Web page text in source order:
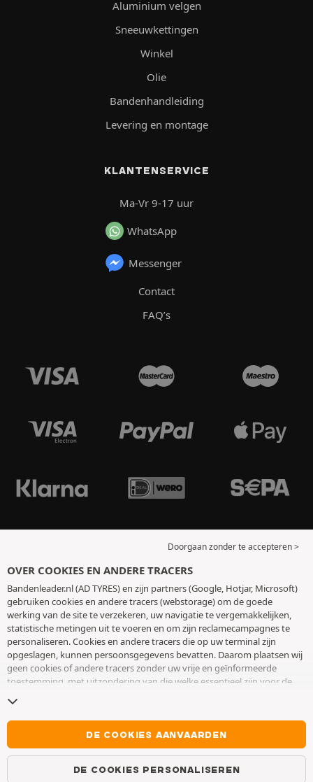
Aluminium velgen
Sneeuwkettingen
Winkel
Olie
Bandenhandleiding
Levering en montage
KLANTENSERVICE
Ma-Vr 9-17 uur
WhatsApp
Messenger
Contact
FAQ’s
Doorgaan zonder te accepteren >
OVER COOKIES EN ANDERE TRACERS
Bandenleader.nl (AD TYRES) en zijn partners (Google, Hotjar, Microsoft)
gebruiken cookies en andere tracers (webstorage) om de goede
werking van de site te verzekeren, uw navigatie te vergemakkelijken,
statistische metingen uit te voeren en om zijn reclamecampagnes te
personaliseren. Cookies en andere tracers die op uw terminal zijn
opgeslagen, kunnen persoonsgegevens bevatten. Daarom plaatsen wij
geen cookies of andere tracers zonder uw vrije en geïnformeerde
toestemming, met uitzondering van die welke essentieel zijn voor de
toestemming op elk moment intrekken door naar de pagina over
cookies en andere tracerste gaan. U kunt ervoor kiezen om verder te
surfen zonder het deponeren van cookies of andere tracers te
aanvaarden. Weigering verhindert de toegang tot diensten niet AD
TYRES. Voor meer informatie,
DE COOKIES AANVAARDEN
DE COOKIES PERSONALISEREN